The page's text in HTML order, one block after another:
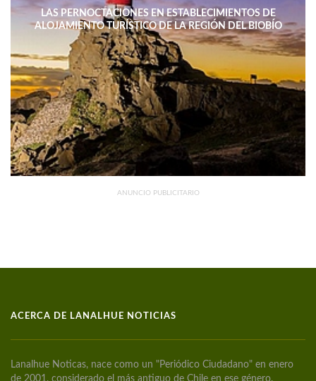
LAS PERNOCTACIONES EN ESTABLECIMIENTOS DE
ALOJAMIENTO TURÍSTICO DE LA REGIÓN DEL BIOBÍO
DISMINUYERON 15,4% INTERANUAL
ANUNCIO PUBLICITARIO
ACERCA DE LANALHUE NOTICIAS
Lanalhue Noticas, nace como un "Periódico Ciudadano" en enero